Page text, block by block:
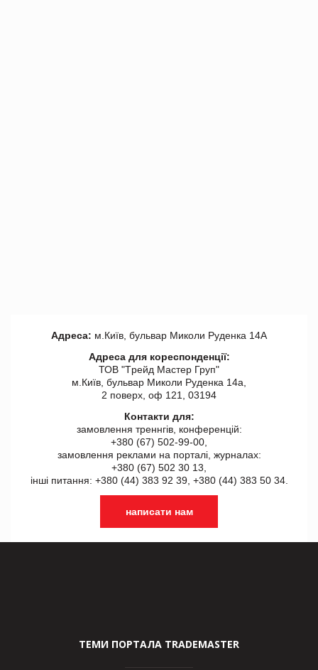
Адреса: м.Київ, бульвар Миколи Руденка 14А
Адреса для кореспонденції:
ТОВ "Tрейд Мастер Груп"
м.Київ, бульвар Миколи Руденка 14а,
2 поверх, оф 121, 03194
Контакти для:
замовлення треннгів, конференцій:
+380 (67) 502-99-00,
замовлення реклами на порталі, журналах:
+380 (67) 502 30 13,
інші питання: +380 (44) 383 92 39, +380 (44) 383 50 34.
написати нам
ТЕМИ ПОРТАЛА TRADEMASTER